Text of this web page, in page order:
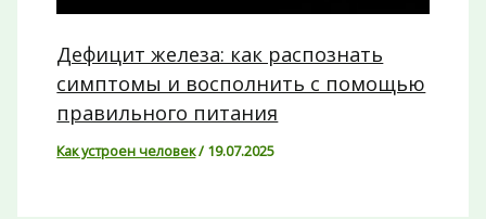
Дефицит железа: как распознать
симптомы и восполнить с помощью
правильного питания
Как устроен человек/ 19.07.2025